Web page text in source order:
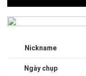
Nickname
Ngày chụp